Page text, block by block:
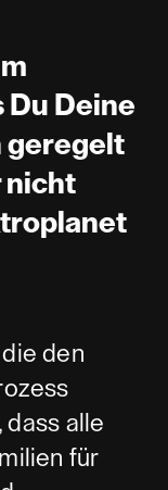
Du Deine
geregelt
nicht
den
alle
für